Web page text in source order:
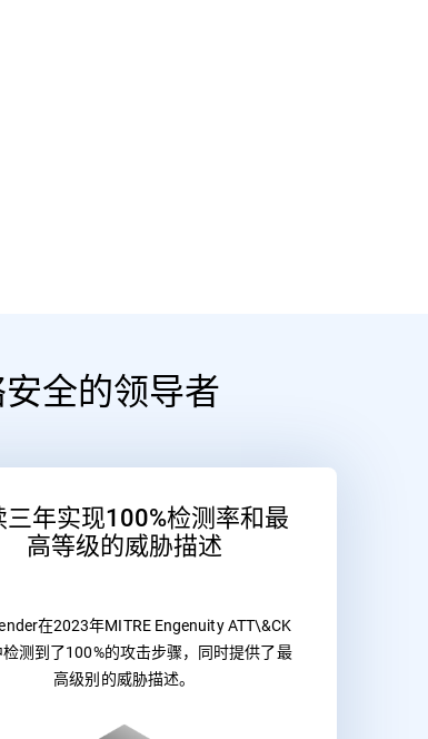
全的领导者
三年实现100%检测率和最
高等级的威胁描述
在2023年MITRE Engenuity ATT\&CK
测到了100%的攻击步骤，同时提供了最
高级别的威胁描述。